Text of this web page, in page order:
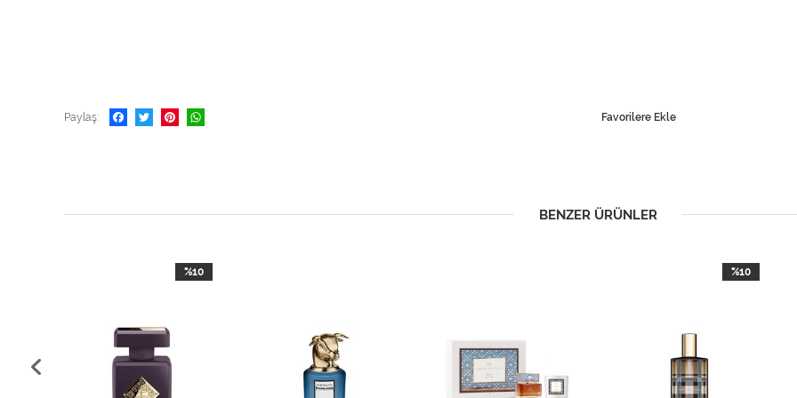
Paylaş Favorilere Ekle
BENZER ÜRÜNLER
%10 %10